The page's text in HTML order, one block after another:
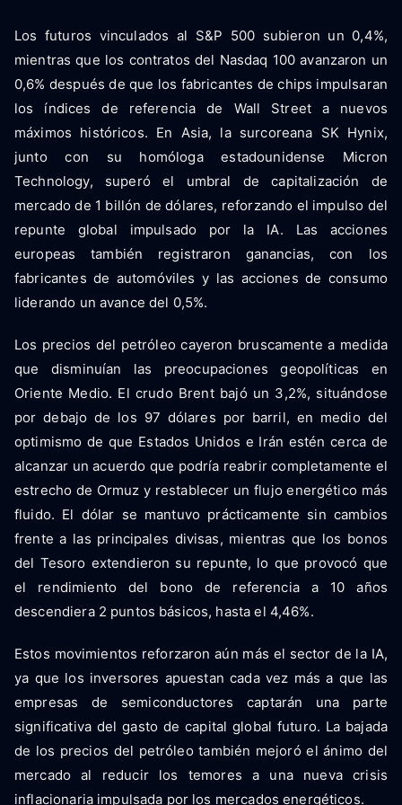
Los futuros vinculados al S&P 500 subieron un 0,4%,
mientras que los contratos del Nasdaq 100 avanzaron un
0,6% después de que los fabricantes de chips impulsaran
los índices de referencia de Wall Street a nuevos
máximos históricos. En Asia, la surcoreana SK Hynix,
junto con su homóloga estadounidense Micron
Technology, superó el umbral de capitalización de
mercado de 1 billón de dólares, reforzando el impulso del
repunte global impulsado por la IA. Las acciones
europeas también registraron ganancias, con los
fabricantes de automóviles y las acciones de consumo
liderando un avance del 0,5%.
Los precios del petróleo cayeron bruscamente a medida
que disminuían las preocupaciones geopolíticas en
Oriente Medio. El crudo Brent bajó un 3,2%, situándose
por debajo de los 97 dólares por barril, en medio del
optimismo de que Estados Unidos e Irán estén cerca de
alcanzar un acuerdo que podría reabrir completamente el
estrecho de Ormuz y restablecer un flujo energético más
fluido. El dólar se mantuvo prácticamente sin cambios
frente a las principales divisas, mientras que los bonos
del Tesoro extendieron su repunte, lo que provocó que
el rendimiento del bono de referencia a 10 años
descendiera 2 puntos básicos, hasta el 4,46%.
Estos movimientos reforzaron aún más el sector de la IA,
ya que los inversores apuestan cada vez más a que las
empresas de semiconductores captarán una parte
significativa del gasto de capital global futuro. La bajada
de los precios del petróleo también mejoró el ánimo del
mercado al reducir los temores a una nueva crisis
inflacionaria impulsada por los mercados energéticos.